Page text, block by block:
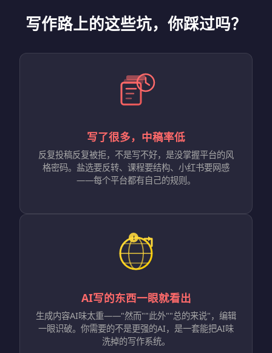
写作路上的这些坑，你踩过吗？
写了很多，中稿率低
反复投稿反复被拒，不是写不好，是没掌握平台的风
格密码。盐选要反转、课程要结构、小红书要网感
——每个平台都有自己的规则。
AI写的东西一眼就看出
生成内容AI味太重——"然而""此外""总的来说"，编辑
一眼识破。你需要的不是更强的AI，是一套能把AI味
洗掉的写作系统。